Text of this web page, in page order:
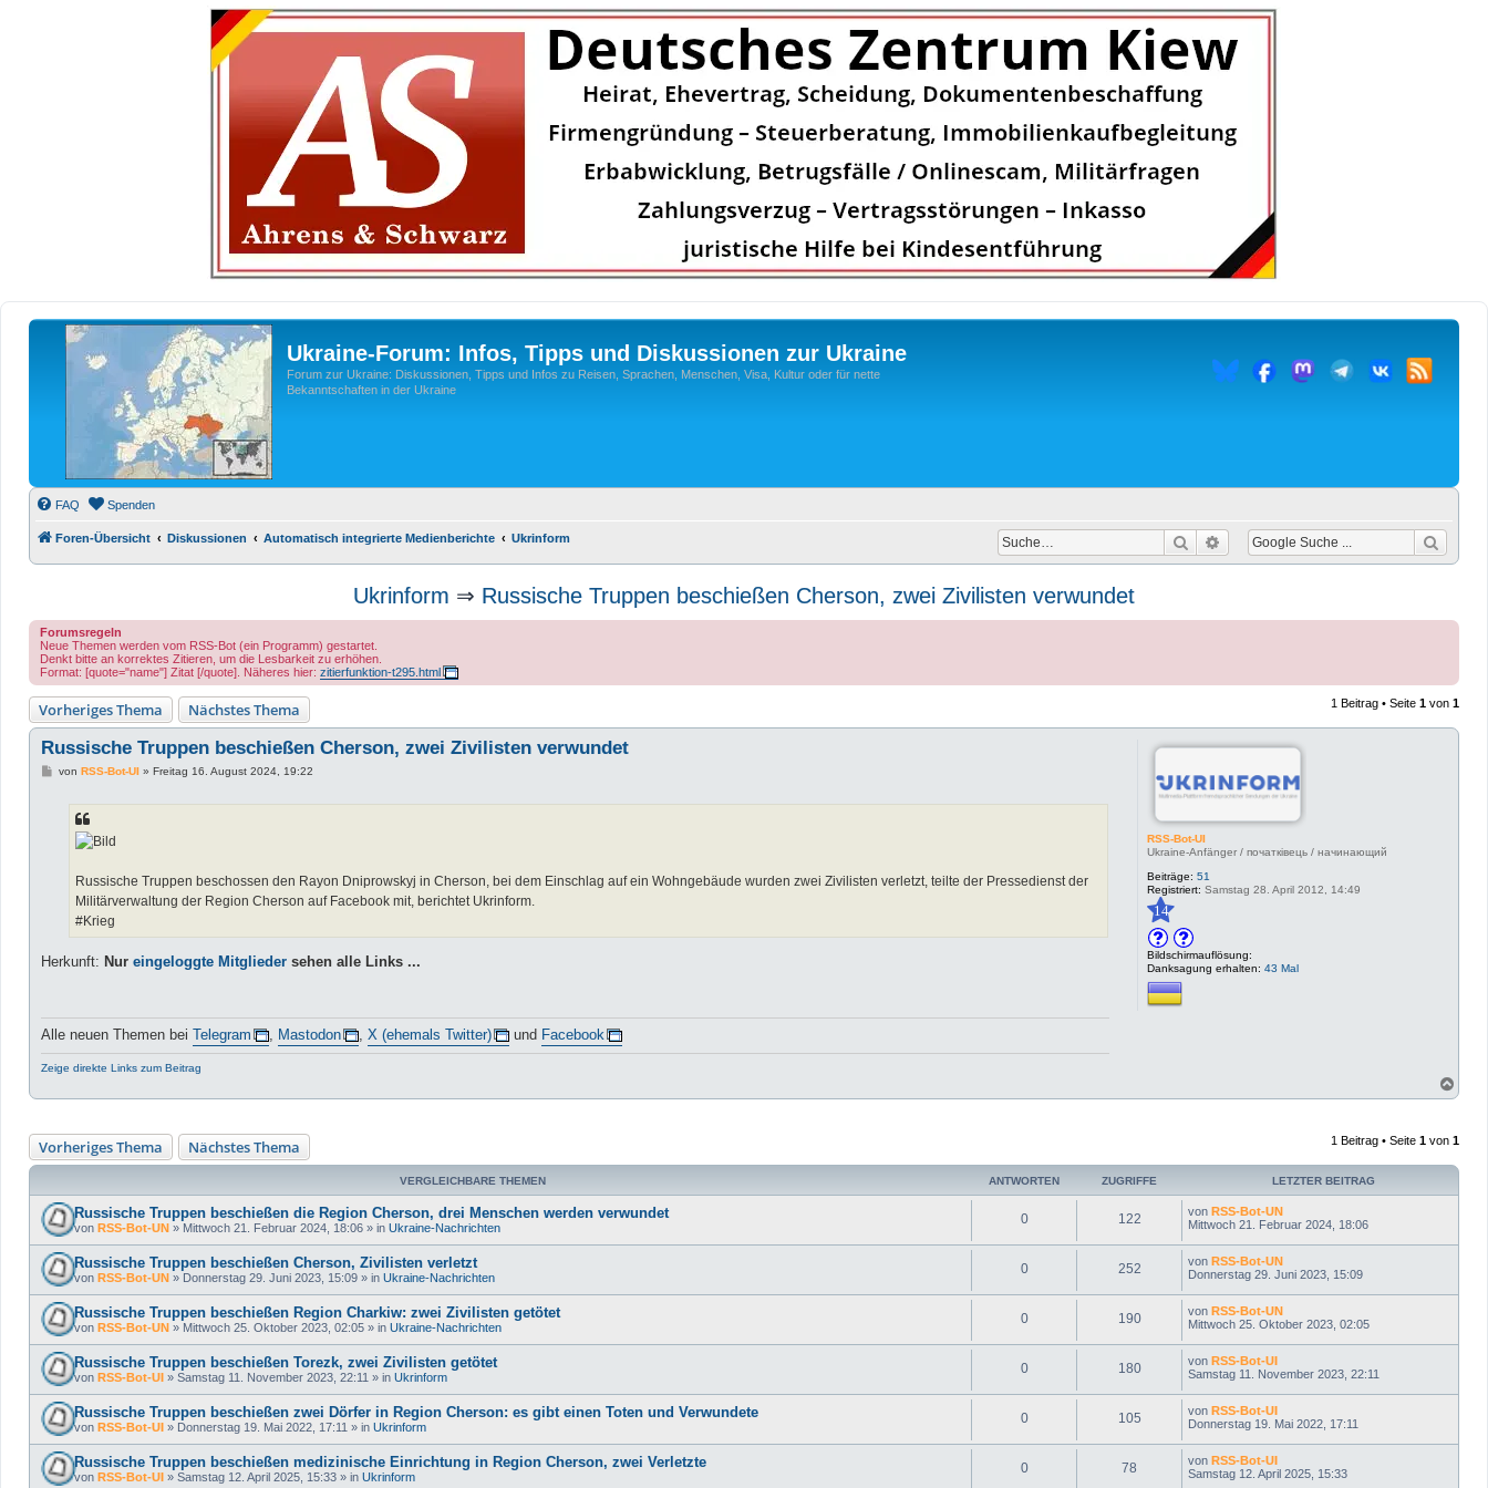
Ukraine-Forum: Infos, Tipps und Diskussionen zur Ukraine
Forum zur Ukraine: Diskussionen, Tipps und Infos zu Reisen, Sprachen, Menschen, Visa, Kultur oder für nette
Bekanntschaften in der Ukraine
FAQ Spenden
Foren-Übersicht Diskussionen Automatisch integrierte Medienberichte Ukrinform Suche Erweiterte Suche
Ukrinform ⇒ Russische Truppen beschießen Cherson, zwei Zivilisten verwundet
Forumsregeln
Neue Themen werden vom RSS-Bot (ein Programm) gestartet.
Denkt bitte an korrektes Zitieren, um die Lesbarkeit zu erhöhen.
Format: [quote="name"] Zitat [/quote]. Näheres hier: zitierfunktion-t295.html
Vorheriges Thema Nächstes Thema 1 Beitrag • Seite 1 von 1
RSS-Bot-UI
Ukraine-Anfänger / початківець / начинающий
Beiträge: 51
Registriert: Samstag 28. April 2012, 14:49
14
Bildschirmauflösung:
Danksagung erhalten: 43 Mal
Russische Truppen beschießen Cherson, zwei Zivilisten verwundet
Bvon RSS-Bot-UI» Freitag 16. August 2024, 19:22
Russische Truppen beschossen den Rayon Dniprowskyj in Cherson, bei dem Einschlag auf ein Wohngebäude wurden zwei Zivilisten verletzt, teilte der Pressedienst der
Militärverwaltung der Region Cherson auf Facebook mit, berichtet Ukrinform.
#Krieg
Herkunft: Nur eingeloggte Mitglieder sehen alle Links ...
Alle neuen Themen bei Telegram Mastodon X (ehemals Twitter) und Facebook
Zeige direkte Links zum Beitrag
a
o
e
Vorheriges Thema Nächstes Thema 1 Beitrag • Seite 1 von 1
VERGLEICHBARE THEMEN ANTWORTEN ZUGRIFFE LETZTER BEITRAG
Russische Truppen beschießen die Region Cherson, drei Menschen werden verwundet
von RSS-Bot-UN » Mittwoch 21. Februar 2024, 18:06 » in Ukraine-Nachrichten
0 122 von RSS-Bot-UN
Mittwoch 21. Februar 2024, 18:06
Russische Truppen beschießen Cherson, Zivilisten verletzt
von RSS-Bot-UN » Donnerstag 29. Juni 2023, 15:09 » in Ukraine-Nachrichten
0 252 von RSS-Bot-UN
Donnerstag 29. Juni 2023, 15:09
Russische Truppen beschießen Region Charkiw: zwei Zivilisten getötet
von RSS-Bot-UN » Mittwoch 25. Oktober 2023, 02:05 » in Ukraine-Nachrichten
0 190 von RSS-Bot-UN
Mittwoch 25. Oktober 2023, 02:05
Russische Truppen beschießen Torezk, zwei Zivilisten getötet
von RSS-Bot-UI » Samstag 11. November 2023, 22:11 » in Ukrinform
0 180 von RSS-Bot-UI
Samstag 11. November 2023, 22:11
Russische Truppen beschießen zwei Dörfer in Region Cherson: es gibt einen Toten und Verwundete
von RSS-Bot-UI » Donnerstag 19. Mai 2022, 17:11 » in Ukrinform
0 105 von RSS-Bot-UI
Donnerstag 19. Mai 2022, 17:11
Russische Truppen beschießen medizinische Einrichtung in Region Cherson, zwei Verletzte
von RSS-Bot-UI » Samstag 12. April 2025, 15:33 » in Ukrinform
0 78 von RSS-Bot-UI
Samstag 12. April 2025, 15:33